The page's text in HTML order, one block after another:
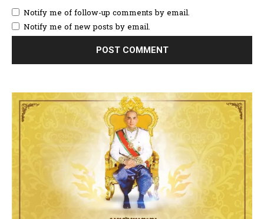
Notify me of follow-up comments by email.
Notify me of new posts by email.